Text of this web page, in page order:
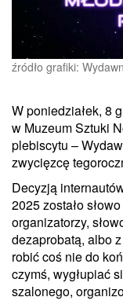
źródło grafiki:
W poniedziałek, 8
w Muzeum Sztuki
plebiscytu –
zwycięzcę
Decyzją
2025 zostało
organizatorzy,
dezaprobatą, albo
robić coś nie do
czymś, wygłupiać
szalonego,